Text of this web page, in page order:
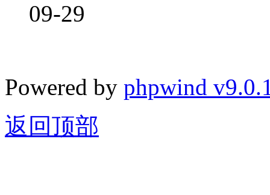
09-29
Powered by phpwind
返回顶部